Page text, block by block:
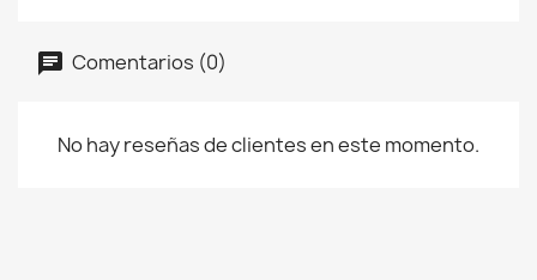
Comentarios (0)
No hay reseñas de clientes en este momento.